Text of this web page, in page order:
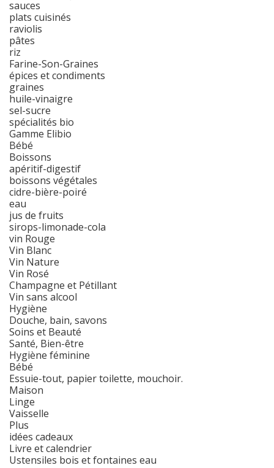
sauces
plats cuisinés
raviolis
pâtes
riz
Farine-Son-Graines
épices et condiments
graines
huile-vinaigre
sel-sucre
spécialités bio
Gamme Elibio
Bébé
Boissons
apéritif-digestif
boissons végétales
cidre-bière-poiré
eau
jus de fruits
sirops-limonade-cola
vin Rouge
Vin Blanc
Vin Nature
Vin Rosé
Champagne et Pétillant
Vin sans alcool
Hygiène
Douche, bain, savons
Soins et Beauté
Santé, Bien-être
Hygiène féminine
Bébé
Essuie-tout, papier toilette, mouchoir.
Maison
Linge
Vaisselle
Plus
idées cadeaux
Livre et calendrier
Ustensiles bois et fontaines eau